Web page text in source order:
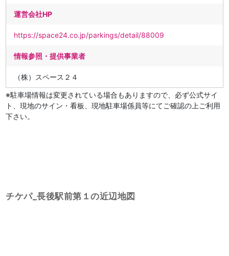
運営会社HP
https://space24.co.jp/parkings/detail/88009
情報参照・提供事業者
（株）スペース２４
※駐車場情報は変更されている場合もありますので、必ず公式サイ
ト、現地のサイン・看板、現地駐車場係員等にてご確認の上ご利用
下さい。
チケパ_長後駅前第１の近辺地図